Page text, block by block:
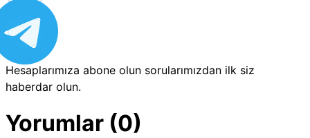
Hesaplarımıza abone olun sorularımızdan ilk siz
haberdar olun.
Yorumlar (0)